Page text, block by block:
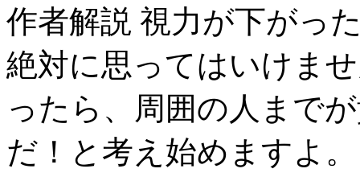
作者解説 視力が下がっ
絶対に思ってはいけま
ったら、周囲の人まで
だ！と考え始めますよ。